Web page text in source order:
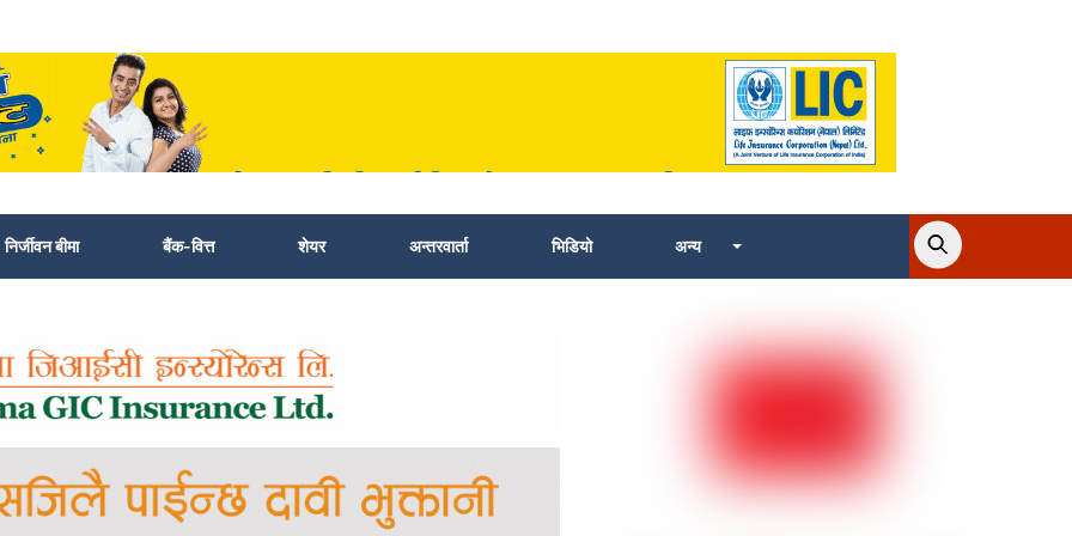
निर्जीवन बीमा बैंक-वित्त शेयर अन्तरवार्ता भिडियो अन्य